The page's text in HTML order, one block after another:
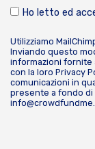
Ho letto ed
Utilizziamo
Inviando questo
informazioni fornite
con la loro Privacy
comunicazioni in
presente a fondo di